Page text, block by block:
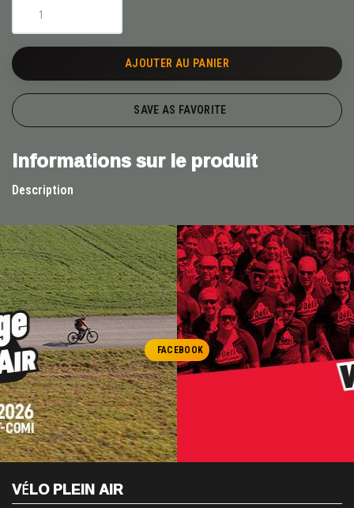
AJOUTER AU PANIER
SAVE AS FAVORITE
Informations sur le produit
Description
FACEBOOK
VÉLO PLEIN AIR